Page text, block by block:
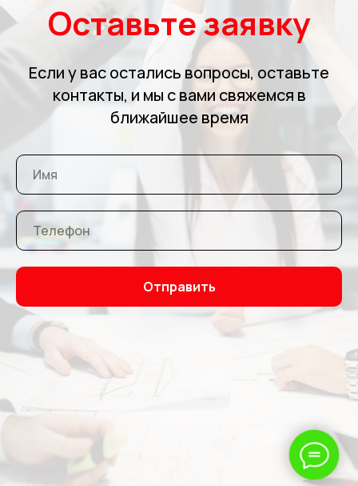
Оставьте заявку
Если у вас остались вопросы, оставьте
контакты, и мы с вами свяжемся в
ближайшее время
Отправить